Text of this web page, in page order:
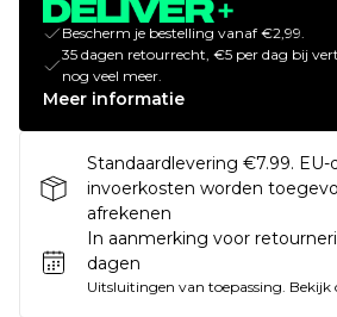
Bescherm je bestelling vanaf €2,99.
35 dagen retourrecht, €5 per dag bij
nog veel meer.
Meer informatie
Standaardlevering €7.99. EU-
invoerkosten worden
afrekenen
In aanmerking voor
dagen
Uitsluitingen van toepassing. Bekijk